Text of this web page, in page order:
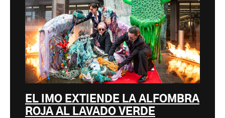
EL IMO EXTIENDE LA ALFOMBRA
ROJA AL LAVADO VERDE